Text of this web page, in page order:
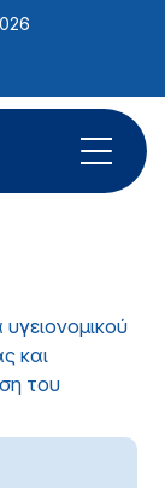
και
του